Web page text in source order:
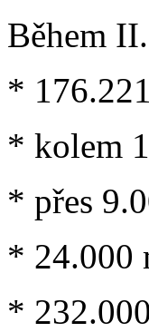
Během
*
* kolem
* přes
* 24.000
*